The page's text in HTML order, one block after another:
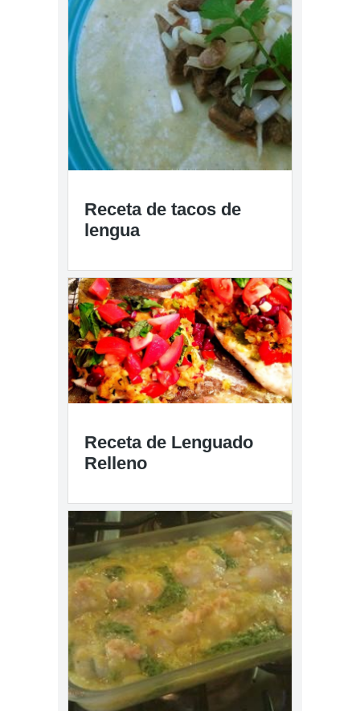
Receta de tacos de
lengua
Receta de Lenguado
Relleno